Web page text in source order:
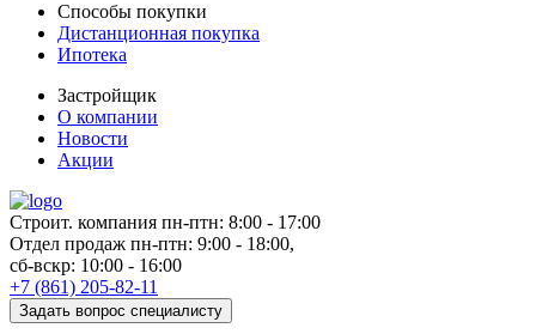
Способы покупки
Дистанционная покупка
Ипотека
Застройщик
О компании
Новости
Акции
Cтроит. компания пн-птн: 8:00 - 17:00
Отдел продаж пн-птн: 9:00 - 18:00,
сб-вскр: 10:00 - 16:00
+7 (861) 205-82-11
Задать вопрос специалисту